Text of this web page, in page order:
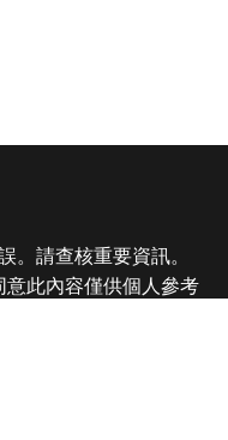
。請查核重要資訊。
此內容僅供個人參考